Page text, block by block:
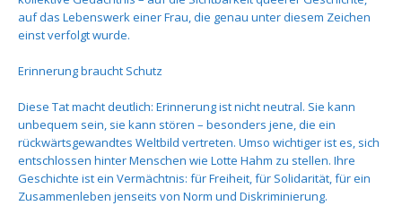
auf das Lebenswerk einer Frau, die genau unter diesem Zeichen
einst verfolgt wurde.
Erinnerung braucht Schutz
Diese Tat macht deutlich: Erinnerung ist nicht neutral. Sie kann
unbequem sein, sie kann stören – besonders jene, die ein
rückwärtsgewandtes Weltbild vertreten. Umso wichtiger ist es, sich
entschlossen hinter Menschen wie Lotte Hahm zu stellen. Ihre
Geschichte ist ein Vermächtnis: für Freiheit, für Solidarität, für ein
Zusammenleben jenseits von Norm und Diskriminierung.